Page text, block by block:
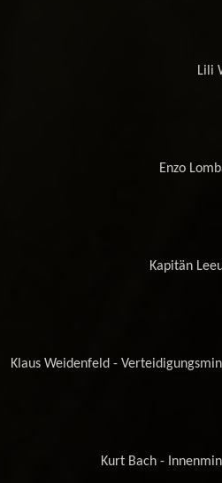
Lili
Enzo
Kapitän
Klaus Weidenfeld -
Kurt Bach -